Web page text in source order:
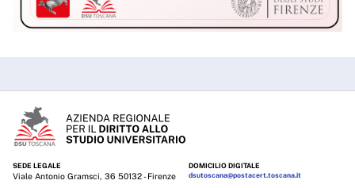
SEDE LEGALE
Viale Antonio Gramsci, 36 50132 - Firenze
DOMICILIO DIGITALE
dsutoscana@postacert.toscana.it